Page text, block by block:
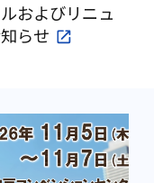
およびリニュ
らせ